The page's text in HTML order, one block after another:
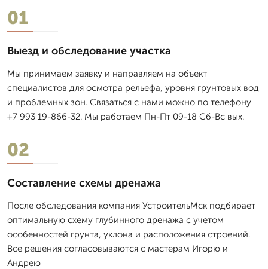
01
Выезд и обследование участка
Мы принимаем заявку и направляем на объект
специалистов для осмотра рельефа, уровня грунтовых вод
и проблемных зон. Связаться с нами можно по телефону
+7 993 19-866-32. Мы работаем Пн-Пт 09-18 Сб-Вс вых.
02
Составление схемы дренажа
После обследования компания УстроительМск подбирает
оптимальную схему глубинного дренажа с учетом
особенностей грунта, уклона и расположения строений.
Все решения согласовываются с мастерам Игорю и
Андрею